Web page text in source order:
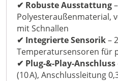
✔ Robuste Ausstattung–
Polyesteraußenmaterial,
mit Schnallen
✔ Integrierte Sensorik–
Temperatursensoren für
✔ Plug-&-Play-Anschluss
(10 A), Anschlussleitung